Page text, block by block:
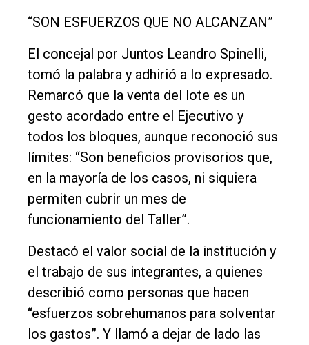
“SON ESFUERZOS QUE NO ALCANZAN”
El concejal por Juntos Leandro Spinelli,
tomó la palabra y adhirió a lo expresado.
Remarcó que la venta del lote es un
gesto acordado entre el Ejecutivo y
todos los bloques, aunque reconoció sus
límites: “Son beneficios provisorios que,
en la mayoría de los casos, ni siquiera
permiten cubrir un mes de
funcionamiento del Taller”.
Destacó el valor social de la institución y
el trabajo de sus integrantes, a quienes
describió como personas que hacen
“esfuerzos sobrehumanos para solventar
los gastos”. Y llamó a dejar de lado las